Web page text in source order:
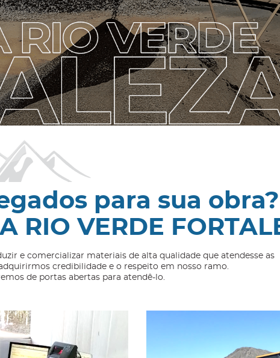
para sua obra?
RIO VERDE
e comercializar materiais de alta qualidade que atendesse as
credibilidade e o respeito em nosso ramo.
de portas abertas para atendê-lo.